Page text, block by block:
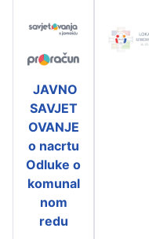
JAVNO
SAVJET
OVANJE
o nacrtu
Odluke o
komunal
nom
redu